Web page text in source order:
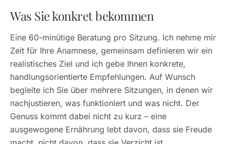
Was Sie konkret bekommen
Eine 60-minütige Beratung pro Sitzung. Ich nehme mir
Zeit für Ihre Anamnese, gemeinsam definieren wir ein
realistisches Ziel und ich gebe Ihnen konkrete,
handlungsorientierte Empfehlungen. Auf Wunsch
begleite ich Sie über mehrere Sitzungen, in denen wir
nachjustieren, was funktioniert und was nicht. Der
Genuss kommt dabei nicht zu kurz – eine
ausgewogene Ernährung lebt davon, dass sie Freude